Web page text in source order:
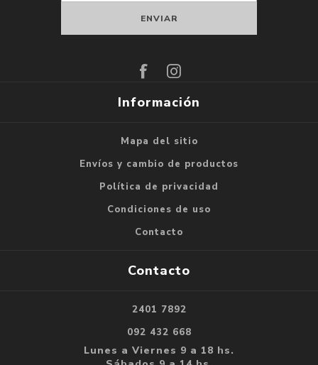
Información
Mapa del sitio
Envíos y cambio de productos
Política de privacidad
Condiciones de uso
Contacto
Contacto
2401 7892
092 432 668
Lunes a Viernes 9 a 18 hs.